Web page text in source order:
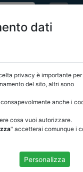
NORMATIVA
ARCONET ALTRI
dati
privacy è importante per
del sito, altri sono
anche i
cosa vuoi autorizzare.
" accetterai comunque i
Personalizza